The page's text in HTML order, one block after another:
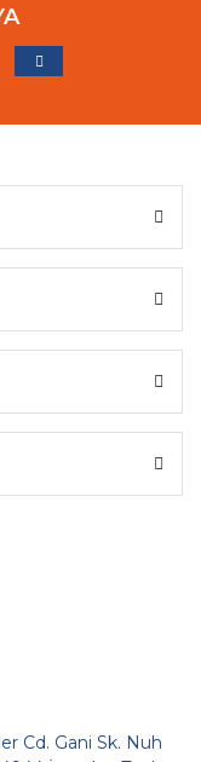
Cd. Gani Sk. Nuh